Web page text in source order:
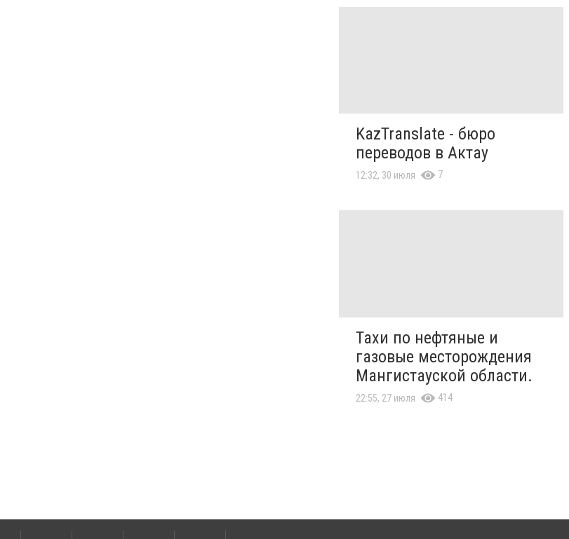
KazTranslate - бюро
переводов в Актау
12:32, 30 июля 7
Тахи по нефтяные и
газовые месторождения
Мангистауской области.
22:55, 27 июля 414